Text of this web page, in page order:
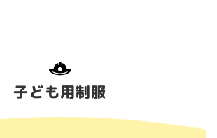
子ども用制服